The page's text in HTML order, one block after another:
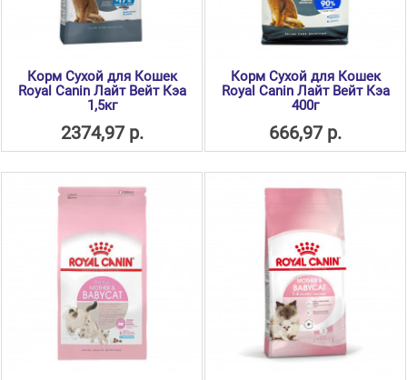
Корм Сухой для Кошек
Royal Canin Лайт Вейт Кэа
1,5кг
2374,97 р.
Корм Сухой для Кошек
Royal Canin Лайт Вейт Кэа
400г
666,97 р.